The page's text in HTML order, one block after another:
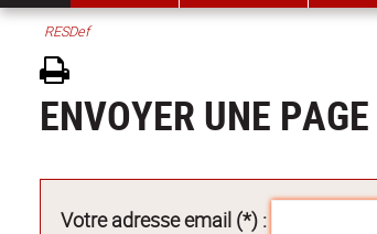
RESDef
ENVOYER UNE
Votre adresse email (*) :